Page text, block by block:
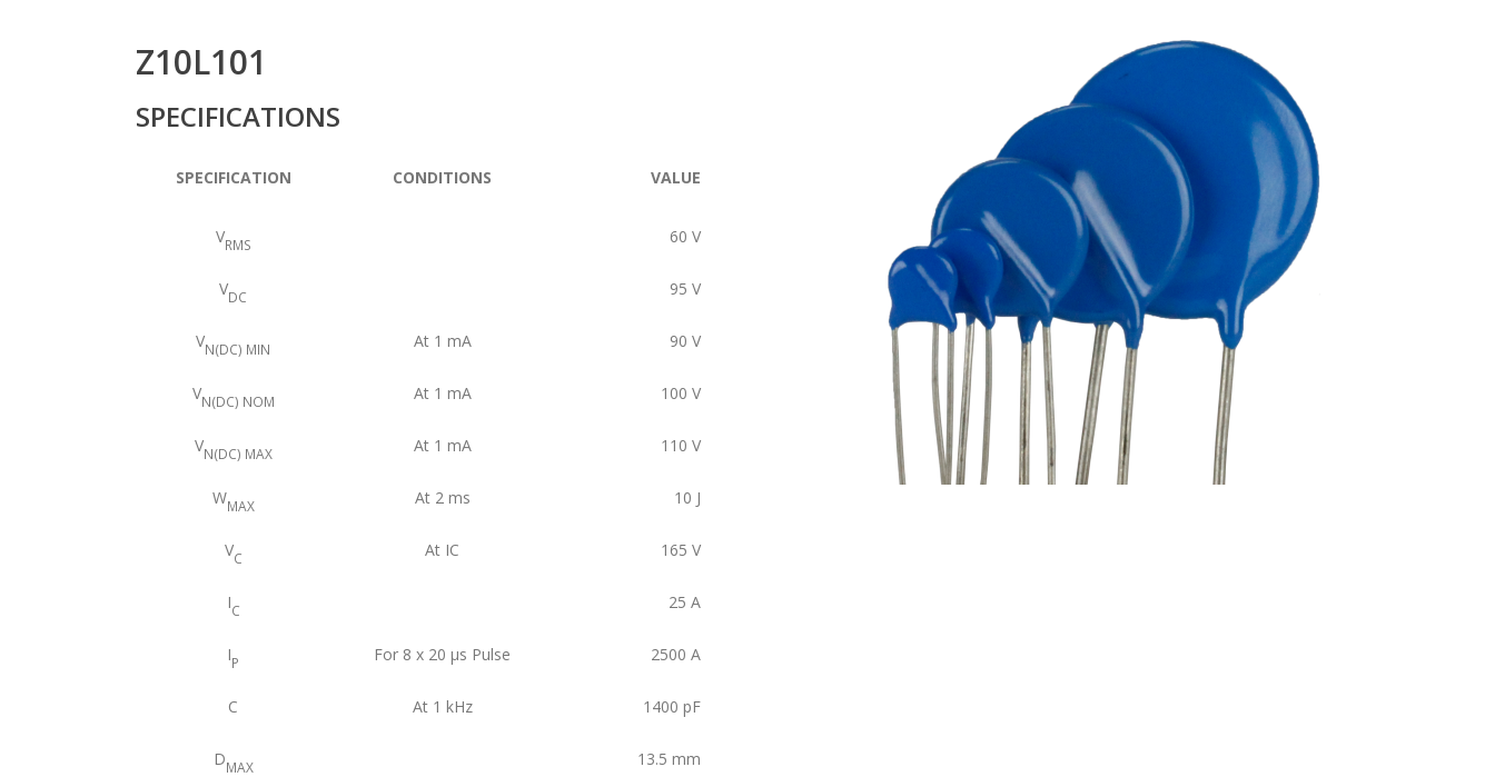
Z10L101
SPECIFICATIONS
SPECIFICATION CONDITIONS VALUE
VRMS 60 V
VDC 95 V
VN(DC) MIN At 1 mA 90 V
VN(DC) NOM At 1 mA 100 V
VN(DC) MAX At 1 mA 110 V
WMAX At 2 ms 10 J
VC At IC 165 V
IC 25 A
IP For 8 x 20 μs Pulse 2500 A
C At 1 kHz 1400 pF
DMAX 13.5 mm